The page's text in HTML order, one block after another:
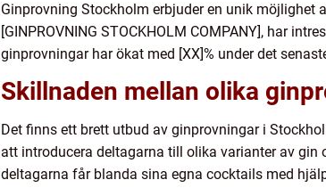
Ginprovning Stockholm erbjuder en unik
[GINPROVNING STOCKHOLM COMPANY], har
ginprovningar har ökat med [XX]% under det
Skillnaden mellan olika
Det finns ett brett utbud av ginprovningar i
att introducera deltagarna till olika varianter av gin
deltagarna får blanda sina egna cocktails med